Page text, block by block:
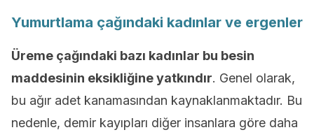
Yumurtlama çağındaki kadınlar ve ergenler
Üreme çağındaki bazı kadınlar bu besin
maddesinin eksikliğine yatkındır. Genel olarak,
bu ağır adet kanamasından kaynaklanmaktadır. Bu
nedenle, demir kayıpları diğer insanlara göre daha